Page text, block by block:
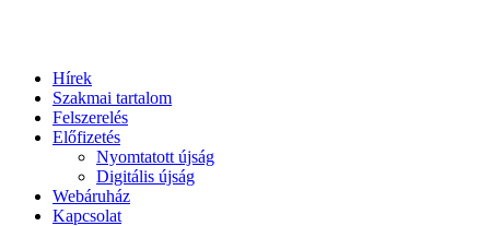
Hírek
Szakmai tartalom
Felszerelés
Előfizetés
Nyomtatott újság
Digitális újság
Webáruház
Kapcsolat